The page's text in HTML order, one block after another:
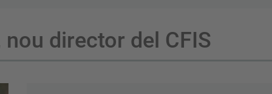
director del CFIS